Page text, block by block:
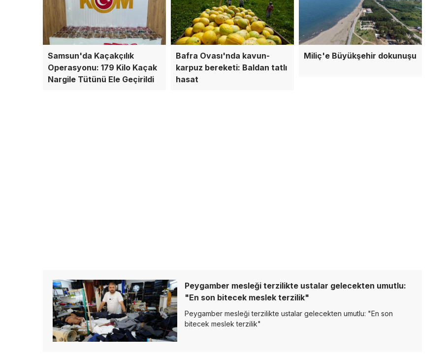
Samsun'da Kaçakçılık
Operasyonu: 179 Kilo Kaçak
Nargile Tütünü Ele Geçirildi
Bafra Ovası'nda kavun-
karpuz bereketi: Baldan tatlı
hasat
Miliç'e Büyükşehir dokunuşu
Peygamber mesleği terzilikte ustalar gelecekten umutlu:
"En son bitecek meslek terzilik"
Peygamber mesleği terzilikte ustalar gelecekten umutlu: "En son
bitecek meslek terzilik"